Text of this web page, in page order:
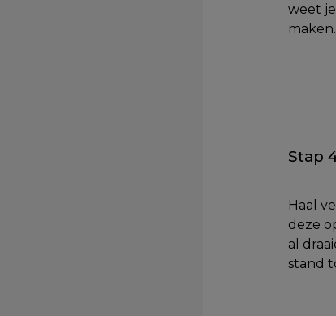
weet
maken.
Stap
Haal
deze
al
stand